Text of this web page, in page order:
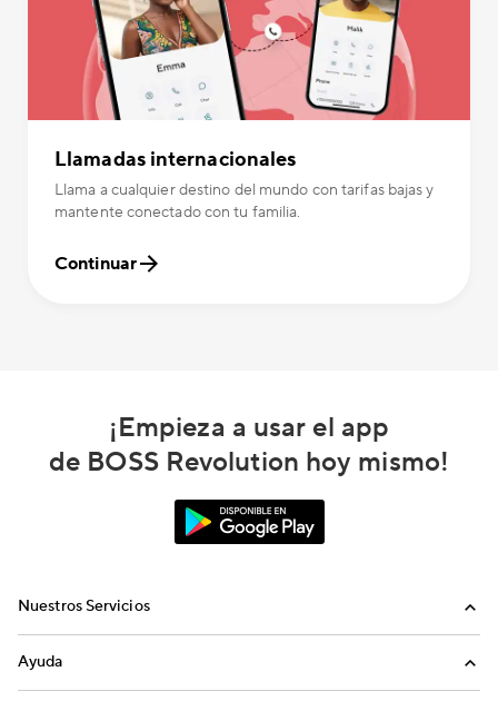
Llamadas internacionales
Llama a cualquier destino del mundo con tarifas bajas y
mantente conectado con tu familia.
Continuar
¡Empieza a usar el app
de BOSS Revolution hoy mismo!
Nuestros Servicios
Recargas Internacionales
Ayuda